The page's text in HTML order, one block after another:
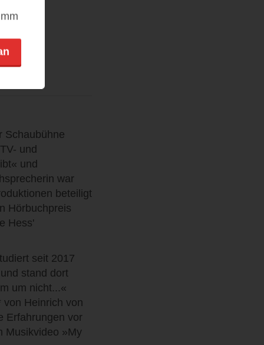
Schaubühne
und
und
war
beteiligt
Hörbuchpreis
Hess'
seit 2017
stand dort
um nicht...«
Heinrich von
Erfahrungen vor
Musikvideo »My